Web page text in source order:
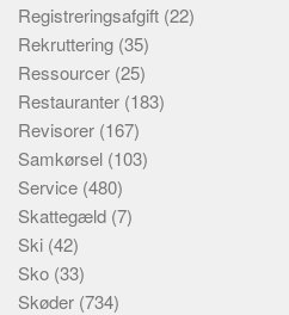
Registreringsafgift (22)
Rekruttering (35)
Ressourcer (25)
Restauranter (183)
Revisorer (167)
Samkørsel (103)
Service (480)
Skattegæld (7)
Ski (42)
Sko (33)
Skøder (734)